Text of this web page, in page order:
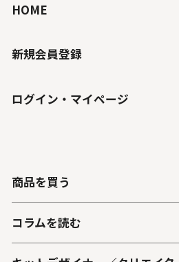
HOME
新規会員登録
ログイン・マイページ
商品を買う
コラムを読む